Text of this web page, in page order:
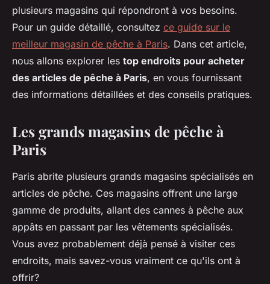
plusieurs magasins qui répondront à vos besoins.
Pour un guide détaillé, consultez ce guide sur le
meilleur magasin de pêche à Paris. Dans cet article,
nous allons explorer les top endroits pour acheter
des articles de pêche à Paris, en vous fournissant
des informations détaillées et des conseils pratiques.
Les grands magasins de pêche à
Paris
Paris abrite plusieurs grands magasins spécialisés en
articles de pêche. Ces magasins offrent une large
gamme de produits, allant des cannes à pêche aux
appâts en passant par les vêtements spécialisés.
Vous avez probablement déjà pensé à visiter ces
endroits, mais savez-vous vraiment ce qu'ils ont à
offrir?